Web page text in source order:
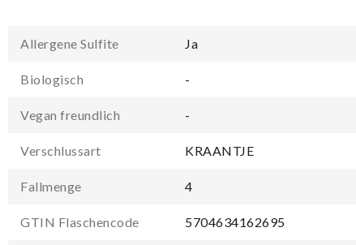
Allergene Sulfite Ja
Biologisch -
Vegan freundlich -
Verschlussart KRAANTJE
Fallmenge 4
GTIN Flaschencode 5704634162695